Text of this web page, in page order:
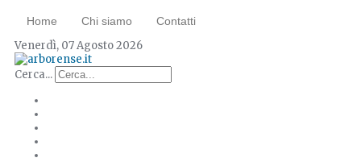
Home Chi siamo Contatti
Venerdì, 07 Agosto 2026
Cerca...